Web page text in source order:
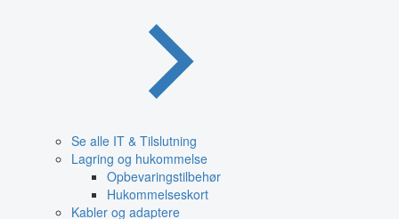
Se alle IT & Tilslutning
Lagring og hukommelse
Opbevaringstilbehør
Hukommelseskort
Kabler og adaptere